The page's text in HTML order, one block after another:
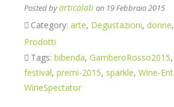
Posted byarticalab on 19 Febbraio 2015
Category: arte, Degustazioni, donne,
Prodotti
Tags: bibenda, GamberoRosso2015,
festival, premi-2015, sparkle, Wine-
WineSpectator